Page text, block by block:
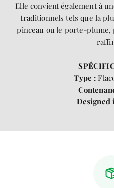
Elle convient également à
traditionnels tels que la
pinceau ou le porte-
SPÉ
Type :
Designed